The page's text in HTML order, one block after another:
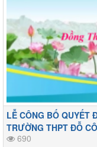
LỄ CÔNG BỐ QUYẾT
TRƯỜNG THPT ĐỖ
690